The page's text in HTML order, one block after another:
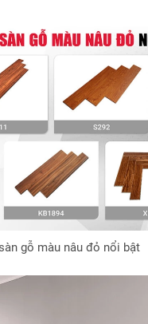
gỗ màu nâu đỏ nổi bật